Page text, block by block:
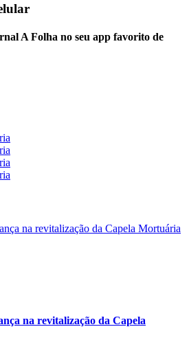
A Folha no seu app favorito de
na revitalização da Capela